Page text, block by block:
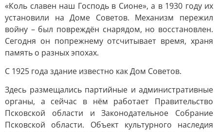
«Коль славен наш Господь в Сионе», а в 1930 году их
установили на Доме Советов. Механизм пережил
войну – был повреждён снарядом, но восстановлен.
Сегодня он попрежнему отсчитывает время, храня
память о разных эпохах.
С 1925 года здание известно как Дом Советов.
Здесь размещались партийные и административные
органы, а сейчас в нём работает Правительство
Псковской области и Законодательное Собрание
Псковской области. Объект культурного наследия